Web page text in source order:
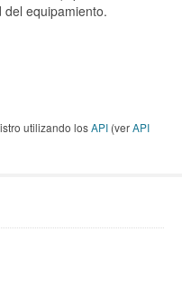
del equipamiento.
utilizando losAPI (verAPI